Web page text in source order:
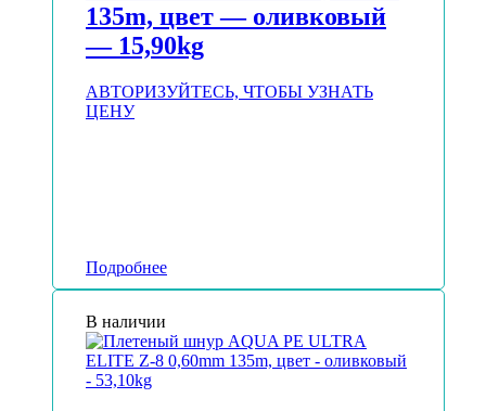
135m, цвет — оливковый
— 15,90kg
АВТОРИЗУЙТЕСЬ, ЧТОБЫ УЗНАТЬ
ЦЕНУ
Подробнее
В наличии